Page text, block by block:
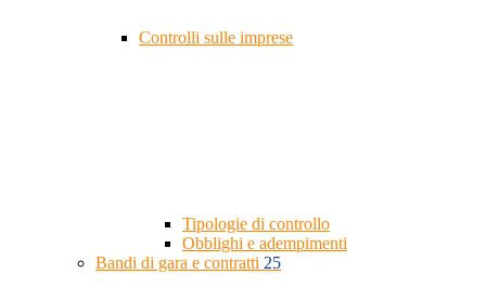
Controlli sulle imprese
Tipologie di controllo
Obblighi e adempimenti
Bandi di gara e contratti 25